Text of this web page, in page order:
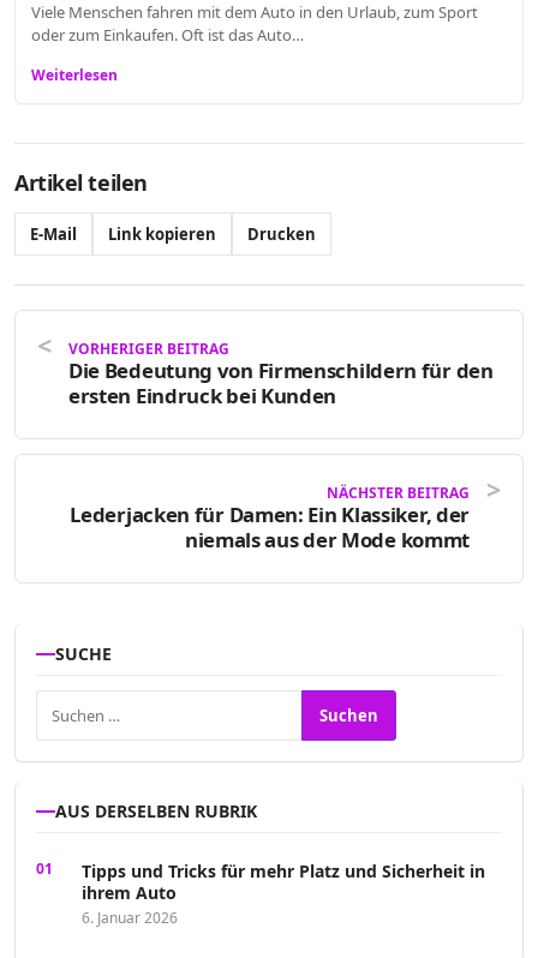
Viele Menschen fahren mit dem Auto in den Urlaub, zum Sport
oder zum Einkaufen. Oft ist das Auto…
Weiterlesen
Artikel teilen
E-Mail Link kopieren Drucken
VORHERIGER BEITRAG
Die Bedeutung von Firmenschildern für den
ersten Eindruck bei Kunden
NÄCHSTER BEITRAG
Lederjacken für Damen: Ein Klassiker, der
niemals aus der Mode kommt
SUCHE
Suchen nach:
AUS DERSELBEN RUBRIK
Tipps und Tricks für mehr Platz und Sicherheit in
ihrem Auto
6. Januar 2026